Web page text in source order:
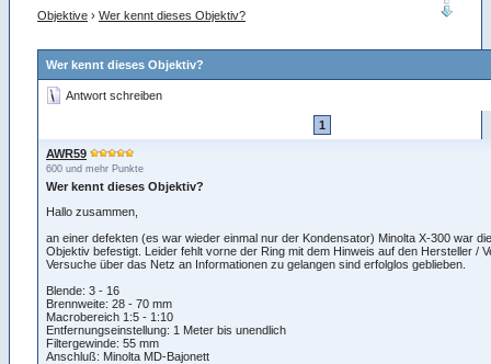
Objektive › Wer kennt dieses Objektiv?
Wer kennt dieses Objektiv?
Antwort schreiben
1
AWR59
600 und mehr Punkte
Wer kennt dieses Objektiv?
Hallo zusammen,
an einer defekten (es war wieder einmal nur der Kondensator) Minolta X-300 war
Objektiv befestigt. Leider fehlt vorne der Ring mit dem Hinweis auf den Hersteller /
Versuche über das Netz an Informationen zu gelangen sind erfolglos geblieben.
Blende: 3 - 16
Brennweite: 28 - 70 mm
Macrobereich 1:5 - 1:10
Entfernungseinstellung: 1 Meter bis unendlich
Filtergewinde: 55 mm
Anschluß: Minolta MD-Bajonett